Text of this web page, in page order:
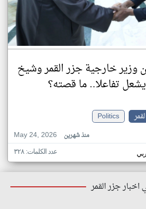
وزير خارجية جزر القمر وشيخ
يشعل تفاعلا.. ما قصته؟
Politics
May 24, 2026
منذ شهرين
عدد الكلمات: ٣٢٨
جزر القمر